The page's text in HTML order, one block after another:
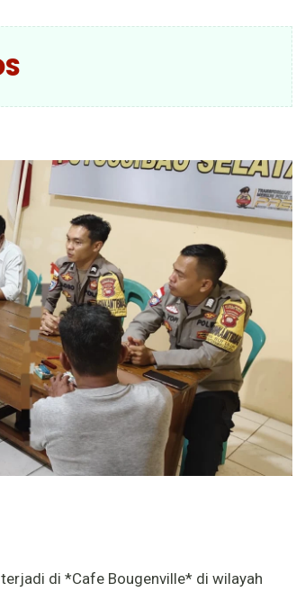
di *Cafe Bougenville* di wilayah